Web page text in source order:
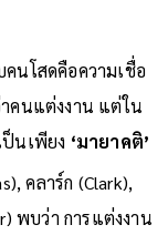
นโสดคือความเชื่อ
คนแต่งงาน แต่ใน
นเพียง ‘มายาคติ’
คลาร์ก (Clark),
พบว่า การแต่งงาน